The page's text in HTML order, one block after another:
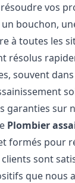
vos
bouchon,
à toutes les
résolus
souvent dans
garanties sur
Plombier
formés pour
sont
que nous